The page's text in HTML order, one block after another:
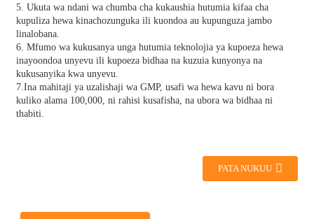
5. Ukuta wa ndani wa chumba cha kukaushia hutumia kifaa cha
kupuliza hewa kinachozunguka ili kuondoa au kupunguza jambo
linalobana.
6. Mfumo wa kukusanya unga hutumia teknolojia ya kupoeza hewa
inayoondoa unyevu ili kupoeza bidhaa na kuzuia kunyonya na
kukusanyika kwa unyevu.
7.Ina mahitaji ya uzalishaji wa GMP, usafi wa hewa kavu ni bora
kuliko alama 100,000, ni rahisi kusafisha, na ubora wa bidhaa ni
thabiti.
PATA NUKUU